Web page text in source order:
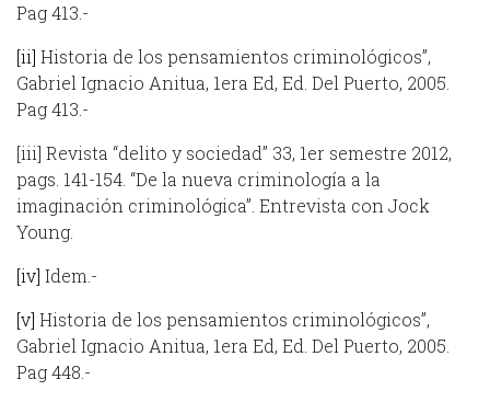
Pag 413.-
[ii] Historia de los pensamientos criminológicos”,
Gabriel Ignacio Anitua, 1era Ed, Ed. Del Puerto, 2005.
Pag 413.-
[iii] Revista “delito y sociedad” 33, 1er semestre 2012,
pags. 141-154. “De la nueva criminología a la
imaginación criminológica”. Entrevista con Jock
Young.
[iv] Idem.-
[v] Historia de los pensamientos criminológicos”,
Gabriel Ignacio Anitua, 1era Ed, Ed. Del Puerto, 2005.
Pag 448.-